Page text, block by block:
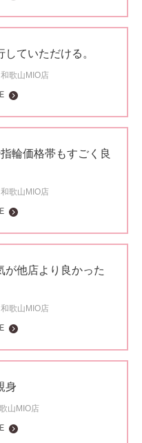
ていただける。
和歌山MIO店
輪価格帯もすごく良
和歌山MIO店
が他店より良かった
和歌山MIO店
身
山MIO店